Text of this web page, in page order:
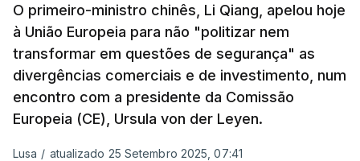
O primeiro-ministro chinês, Li Qiang, apelou hoje
à União Europeia para não "politizar nem
transformar em questões de segurança" as
divergências comerciais e de investimento, num
encontro com a presidente da Comissão
Europeia (CE), Ursula von der Leyen.
Lusa / atualizado 25 Setembro 2025, 07:41